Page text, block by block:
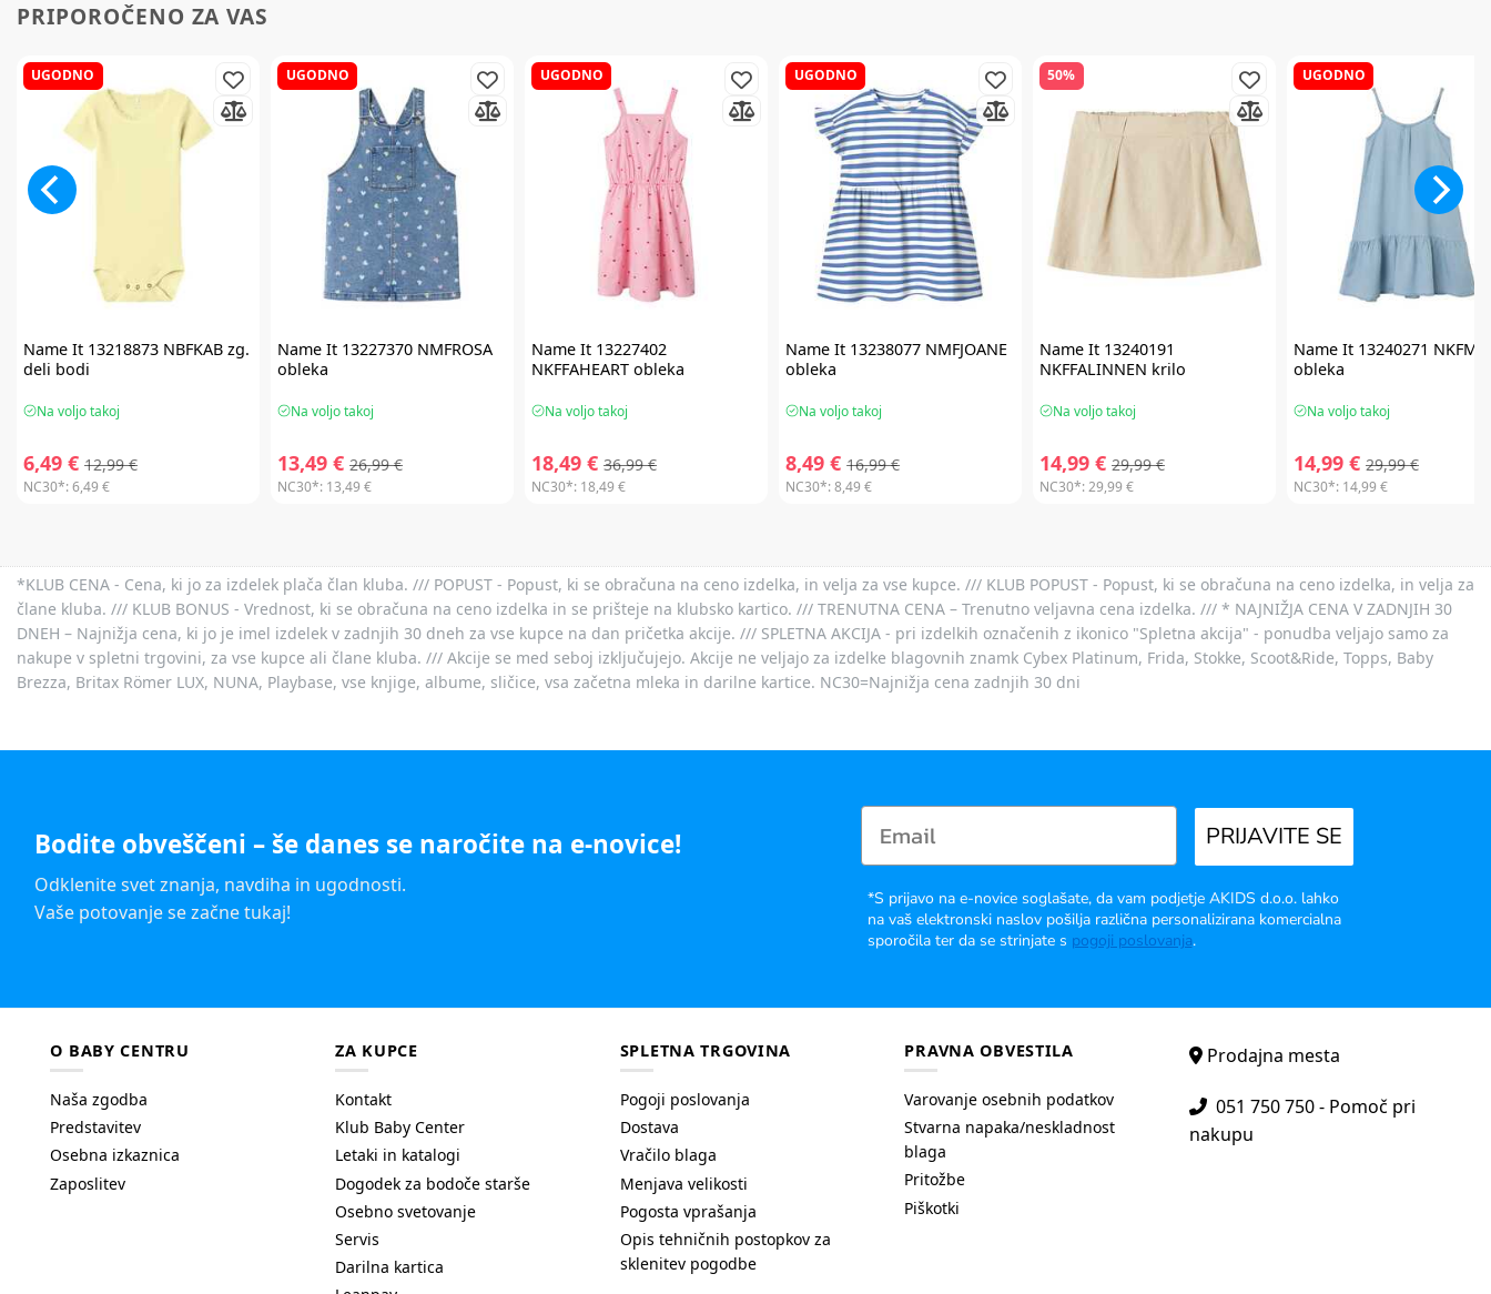
PRIPOROČENO ZA VAS
UGODNO
Name It13218873 NBFKAB zg.
deli bodi
Na voljo takoj
6,49 € 12,99 €
NC30*:6,49 €
UGODNO
Name It 13227370 NMFROSA
obleka
Na voljo takoj
13,49 € 26,99 €
NC30*: 13,49 €
UGODNO
Name It 13227402
NKFFAHEART obleka
Na voljo takoj
18,49 € 36,99 €
NC30*: 18,49 €
UGODNO
Name It 13238077 NMFJOANE
obleka
Na voljo takoj
8,49 € 16,99 €
NC30*:8,49 €
50%
Name It13240191
NKFFALINNEN krilo
Na voljo takoj
14,99 € 29,99 €
NC30*:29,99 €
UGODNO
Name It 13240271
obleka
Na voljo takoj
14,99 € 29,99 €
NC30*: 14,99 €
*KLUB CENA - Cena, ki jo za izdelek plača član kluba. /// POPUST - Popust, ki se obračuna na ceno izdelka, in velja za vse kupce. /// KLUB POPUST - Popust, ki se obračuna na ceno izdelka, in velja za
člane kluba. /// KLUB BONUS - Vrednost, ki se obračuna na ceno izdelka in se prišteje na klubsko kartico. /// TRENUTNA CENA – Trenutno veljavna cena izdelka. /// * NAJNIŽJA CENA V ZADNJIH 30
DNEH – Najnižja cena, ki jo je imel izdelek v zadnjih 30 dneh za vse kupce na dan pričetka akcije. /// SPLETNA AKCIJA - pri izdelkih označenih z ikonico "Spletna akcija" - ponudba veljajo samo za
nakupe v spletni trgovini, za vse kupce ali člane kluba. /// Akcije se med seboj izključujejo. Akcije ne veljajo za izdelke blagovnih znamk Cybex Platinum, Frida, Stokke, Scoot&Ride, Topps, Baby
Brezza, Britax Römer LUX, NUNA, Playbase, vse knjige, albume, sličice, vsa začetna mleka in darilne kartice. NC30=Najnižja cena zadnjih 30 dni
Bodite obveščeni – še danes se naročite na e-novice!
Odklenite svet znanja, navdiha in ugodnosti.
Vaše potovanje se začne tukaj!
PRIJAVITE SE
*S prijavo na e-novice soglašate, da vam podjetje AKIDS d.o.o. lahko
na vaš elektronski naslov pošilja različna personalizirana komercialna
sporočila ter da se strinjate s pogoji poslovanja.
O BABY CENTRU
Naša zgodba
Predstavitev
Osebna izkaznica
Zaposlitev
ZA KUPCE
Kontakt
Klub Baby Center
Letaki in katalogi
Dogodek za bodoče starše
Osebno svetovanje
Servis
Darilna kartica
SPLETNA TRGOVINA
Pogoji poslovanja
Dostava
Vračilo blaga
Menjava velikosti
Pogosta vprašanja
Opis tehničnih postopkov za
sklenitev pogodbe
PRAVNA OBVESTILA
Varovanje osebnih podatkov
Stvarna napaka/neskladnost
blaga
Pritožbe
Piškotki
Prodajna mesta
051 750 750 - Pomoč pri
nakupu